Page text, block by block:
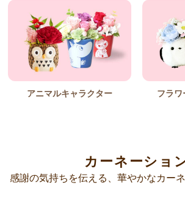
アニマルキャラクター フラワ
カーネーショ
感謝の気持ちを伝える、華やかなカー